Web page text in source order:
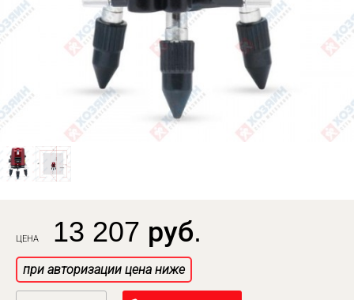
ЦЕНА 13 207 руб.
при авторизации цена ниже